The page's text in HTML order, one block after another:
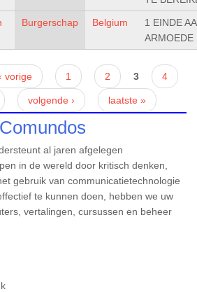
Burgerschap Belgium
1 EINDE
ARMOEDE
vorige 1 2 3 4
volgende › laatste »
al jaren afgelegen
in de wereld door kritisch denken,
gebruik van communicatietechnologie
te kunnen doen, hebben we uw
vertalingen, cursussen en beheer